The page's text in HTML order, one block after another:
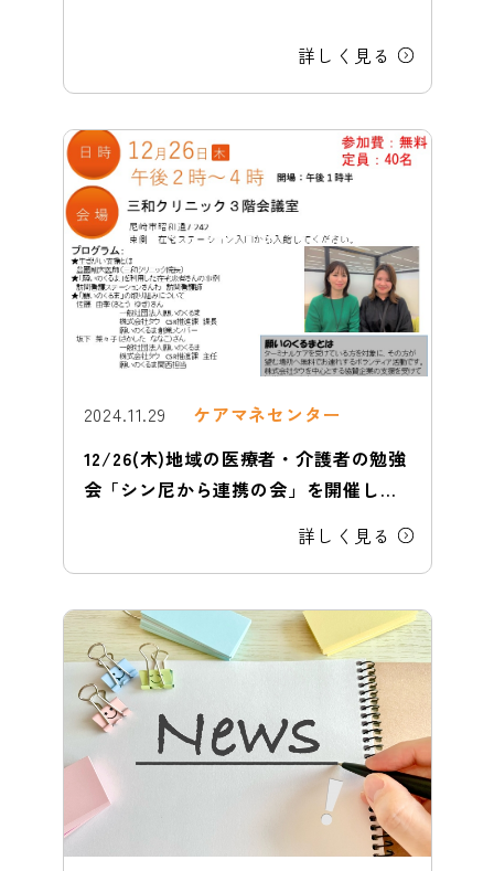
詳しく見る
2024.11.29
ケアマネセンター
12/26(木)地域の医療者・介護者の勉強
会「シン尼から連携の会」を開催しま
詳しく見る